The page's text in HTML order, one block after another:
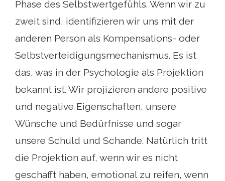
Phase des Selbstwertgefühls. Wenn wir zu
zweit sind, identifizieren wir uns mit der
anderen Person als Kompensations- oder
Selbstverteidigungsmechanismus. Es ist
das, was in der Psychologie als Projektion
bekannt ist. Wir projizieren andere positive
und negative Eigenschaften, unsere
Wünsche und Bedürfnisse und sogar
unsere Schuld und Schande. Natürlich tritt
die Projektion auf, wenn wir es nicht
geschafft haben, emotional zu reifen, wenn